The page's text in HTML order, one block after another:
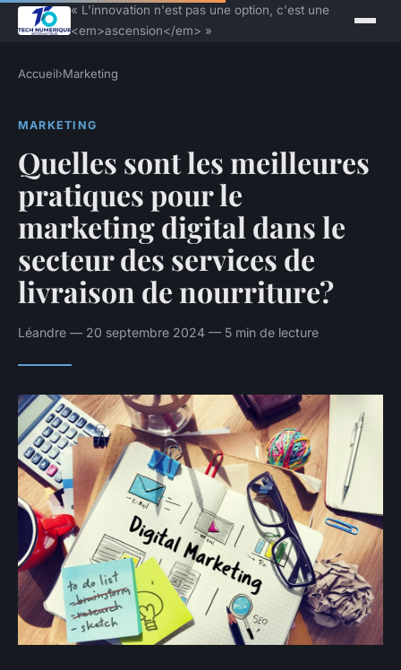
« L'innovation n'est pas une option, c'est une
<em>ascension</em> »
Accueil›Marketing
MARKETING
Quelles sont les meilleures
pratiques pour le
marketing digital dans le
secteur des services de
livraison de nourriture?
Léandre — 20 septembre 2024 — 5 min de lecture